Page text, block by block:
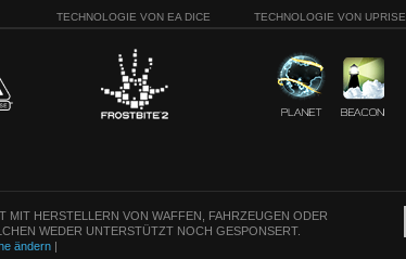
TECHNOLOGIE VON EA DICE TECHNOLOGIE VON UPRISE
MIT HERSTELLERN VON WAFFEN, FAHRZEUGEN ODER
WEDER UNTERSTÜTZT NOCH GESPONSERT.
ändern |